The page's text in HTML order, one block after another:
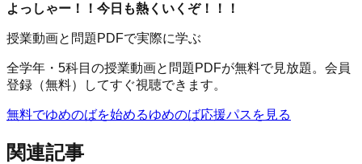
よっしゃー！！今日も熱くいくぞ！！！
授業動画と問題PDFで実際に学ぶ
全学年・5科目の授業動画と問題PDFが無料で見放題。会員
登録（無料）してすぐ視聴できます。
無料でゆめのばを始めるゆめのば応援パスを見る
関連記事